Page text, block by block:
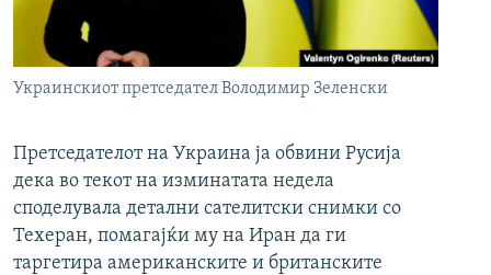
Украинскиот претседател Володимир Зеленски
Претседателот на Украина ја обвини Русија
дека во текот на изминатата недела
споделувала детални сателитски снимки со
Техеран, помагајќи му на Иран да ги
таргетира американските и британските